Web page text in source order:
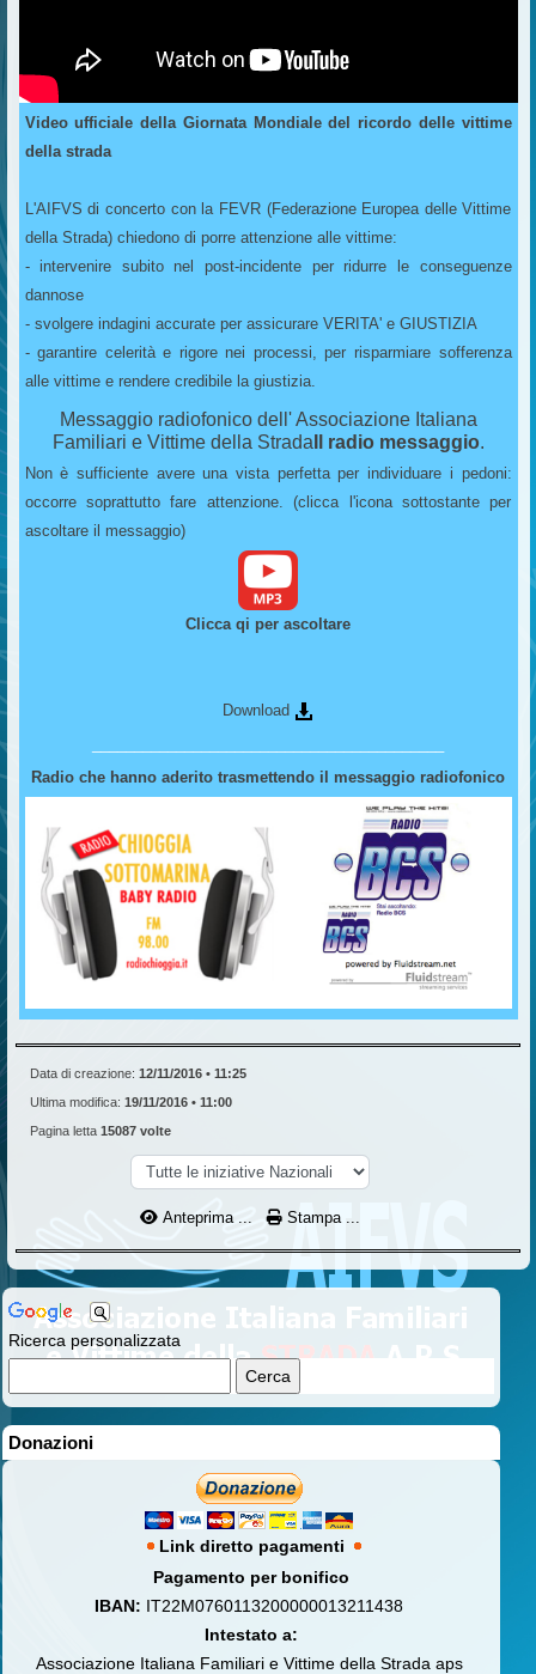
Ricerca personalizzata
Donazioni
Link diretto pagamenti
Pagamento per bonifico
IBAN: IT22M0760113200000013211438
Intestato a:
Associazione Italiana Familiari e Vittime della Strada aps
Video ufficiale della Giornata Mondiale del ricordo delle vittime
della strada
L'AIFVS di concerto con la FEVR (Federazione Europea delle Vittime
della Strada) chiedono di porre attenzione alle vittime:
- intervenire subito nel post-incidente per ridurre le conseguenze
dannose
- svolgere indagini accurate per assicurare VERITA' e GIUSTIZIA
- garantire celerità e rigore nei processi, per risparmiare sofferenza
alle vittime e rendere credibile la giustizia.
Messaggio radiofonico dell' Associazione Italiana
Familiari e Vittime della Strada Il radio messaggio.
Non è sufficiente avere una vista perfetta per individuare i pedoni:
occorre soprattutto fare attenzione. (clicca l'icona sottostante per
ascoltare il messaggio)
Clicca qi per ascoltare
Download
Radio che hanno aderito trasmettendo il messaggio radiofonico
Data di creazione: 12/11/2016 • 11:25
Ultima modifica: 19/11/2016 • 11:00
Pagina letta 15087 volte
Anteprima ... Stampa ...